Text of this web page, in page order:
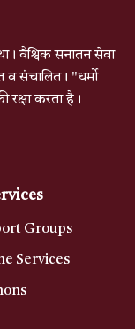
वैश्विक सनातन सेवा
व संचालित। "धर्मो
रक्षा करता है।
Groups
Services